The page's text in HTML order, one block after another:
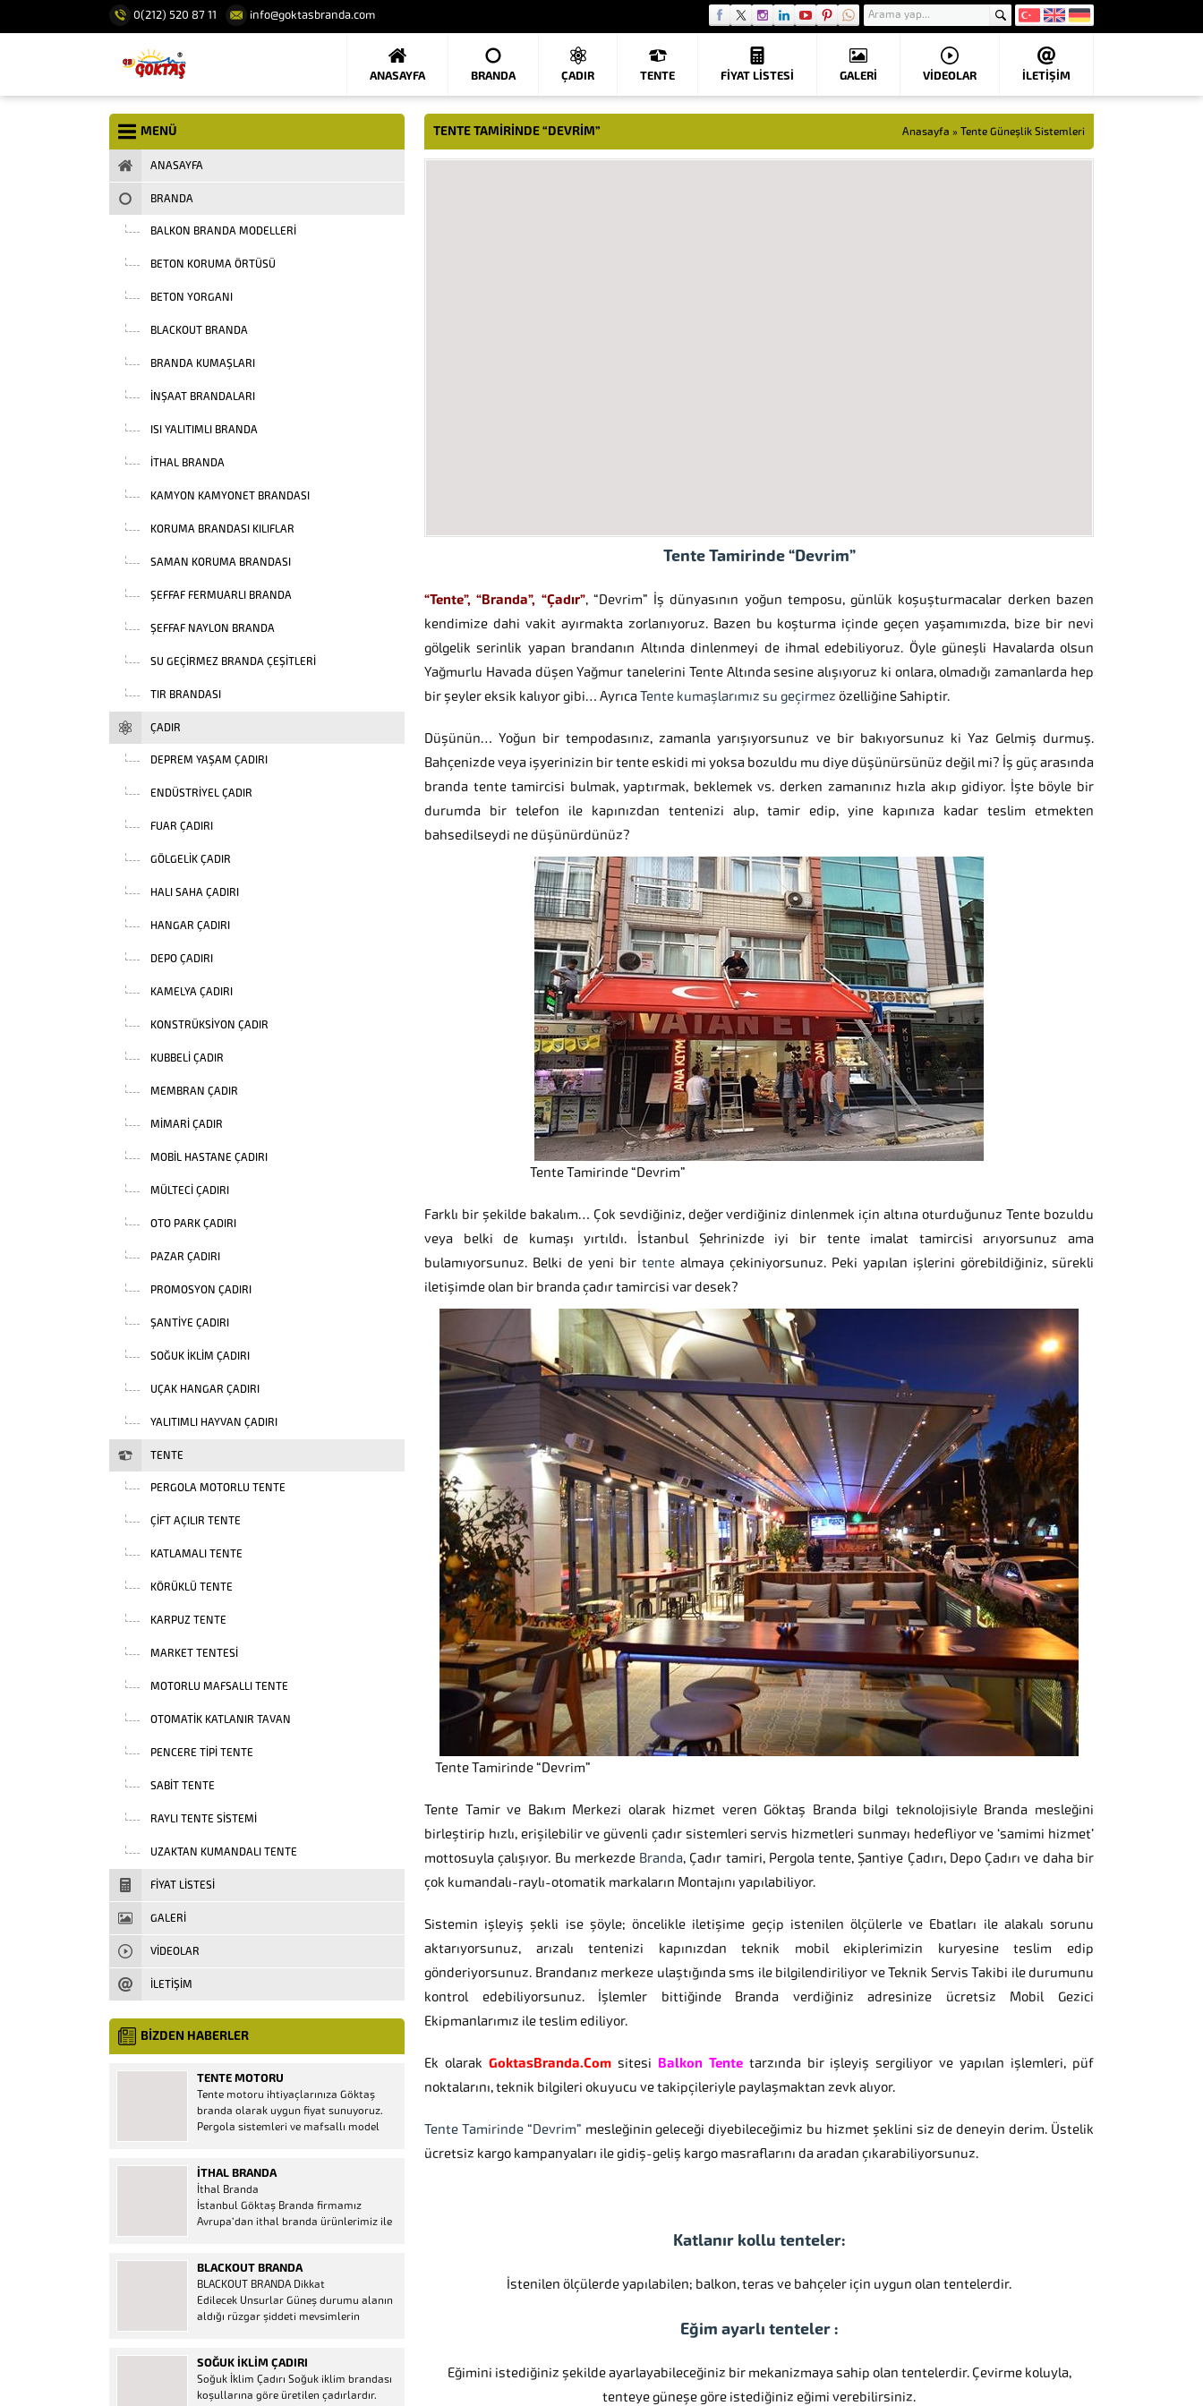
0(212) 520 87 11 info@goktasbranda.com
ANASAYFA BRANDA ÇADIR TENTE FIYAT LISTESI GALERİ VIDEOLAR İLETİŞİM
TENTE TAMIRINDE “DEVRIM” Anasayfa » Tente Güneşlik Sistemleri
Tente Tamirinde “Devrim”
“Tente”, “Branda”, “Çadır”, “Devrim” İş dünyasının yoğun temposu, günlük koşuşturmacalar derken bazen
kendimize dahi vakit ayırmakta zorlanıyoruz. Bazen bu koşturma içinde geçen yaşamımızda, bize bir nevi
gölgelik serinlik yapan brandanın Altında dinlenmeyi de ihmal edebiliyoruz. Öyle güneşli Havalarda olsun
Yağmurlu Havada düşen Yağmur tanelerini Tente Altında sesine alışıyoruz ki onlara, olmadığı zamanlarda hep
bir şeyler eksik kalıyor gibi… AyrıcaTente kumaşlarımız su geçirmez özelliğine Sahiptir.
Düşünün… Yoğun bir tempodasınız, zamanla yarışıyorsunuz ve bir bakıyorsunuz ki Yaz Gelmiş durmuş.
Bahçenizde veya işyerinizin bir tente eskidi mi yoksa bozuldu mu diye düşünürsünüz değil mi? İş güç arasında
branda tente tamircisi bulmak, yaptırmak, beklemek vs. derken zamanınız hızla akıp gidiyor. İşte böyle bir
durumda bir telefon ile kapınızdan tentenizi alıp, tamir edip, yine kapınıza kadar teslim etmekten
bahsedilseydi ne düşünürdünüz?
Tente Tamirinde “Devrim”
Farklı bir şekilde bakalım… Çok sevdiğiniz, değer verdiğiniz dinlenmek için altına oturduğunuz Tente bozuldu
veya belki de kumaşı yırtıldı. İstanbul Şehrinizde iyi bir tente imalat tamircisi arıyorsunuz ama
bulamıyorsunuz. Belki de yeni bir tente almaya çekiniyorsunuz. Peki yapılan işlerini görebildiğiniz, sürekli
iletişimde olan bir branda çadır tamircisi var desek?
Tente Tamirinde “Devrim”
Tente Tamir ve Bakım Merkezi olarak hizmet veren Göktaş Branda bilgi teknolojisiyle Branda mesleğini
birleştirip hızlı, erişilebilir ve güvenli çadır sistemleri servis hizmetleri sunmayı hedefliyor ve ‘samimi hizmet’
mottosuyla çalışıyor. Bu merkezde Branda, Çadır tamiri, Pergola tente, Şantiye Çadırı, Depo Çadırı ve daha bir
çok kumandalı-raylı-otomatik markaların Montajını yapılabiliyor.
Sistemin işleyiş şekli ise şöyle; öncelikle iletişime geçip istenilen ölçülerle ve Ebatları ile alakalı sorunu
aktarıyorsunuz, arızalı tentenizi kapınızdan teknik mobil ekiplerimizin kuryesine teslim edip
gönderiyorsunuz. Brandanız merkeze ulaştığında sms ile bilgilendiriliyor ve Teknik Servis Takibi ile durumunu
kontrol edebiliyorsunuz. İşlemler bittiğinde Branda verdiğiniz adresinize ücretsiz Mobil Gezici
Ekipmanlarımız ile teslim ediliyor.
Ek olarak GoktasBranda.Comsitesi Balkon Tentetarzında bir işleyiş sergiliyor ve yapılan işlemleri, püf
noktalarını, teknik bilgileri okuyucu ve takipçileriyle paylaşmaktan zevk alıyor.
Tente Tamirinde “Devrim” mesleğinin geleceği diyebileceğimiz bu hizmet şeklini siz de deneyin derim. Üstelik
ücretsiz kargo kampanyaları ile gidiş-geliş kargo masraflarını da aradan çıkarabiliyorsunuz.
Katlanır kollu tenteler:
İstenilen ölçülerde yapılabilen; balkon, teras ve bahçeler için uygun olan tentelerdir.
Eğim ayarlı tenteler :
Eğimini istediğiniz şekilde ayarlayabileceğiniz bir mekanizmaya sahip olan tentelerdir. Çevirme koluyla,
tenteye güneşe göre istediğiniz eğimi verebilirsiniz.
MENÜ
ANASAYFA
BRANDA
BALKON BRANDA MODELLERI
BETON KORUMA ÖRTÜSÜ
BETON YORGANI
BLACKOUT BRANDA
BRANDA KUMAŞLARI
INŞAAT BRANDALARI
ISI YALITIMLI BRANDA
İTHAL BRANDA
KAMYON KAMYONET BRANDASI
KORUMA BRANDASI KILIFLAR
SAMAN KORUMA BRANDASI
ŞEFFAF FERMUARLI BRANDA
ŞEFFAF NAYLON BRANDA
SU GEÇIRMEZ BRANDA ÇEŞITLERI
TIR BRANDASI
ÇADIR
DEPREM YAŞAM ÇADIRI
ENDÜSTRIYEL ÇADIR
FUAR ÇADIRI
GÖLGELIK ÇADIR
HALI SAHA ÇADIRI
HANGAR ÇADIRI
DEPO ÇADIRI
KAMELYA ÇADIRI
KONSTRÜKSIYON ÇADIR
KUBBELI ÇADIR
MEMBRAN ÇADIR
MIMARI ÇADIR
MOBIL HASTANE ÇADIRI
MÜLTECI ÇADIRI
OTO PARK ÇADIRI
PAZAR ÇADIRI
PROMOSYON ÇADIRI
ŞANTIYE ÇADIRI
SOĞUK İKLIM ÇADIRI
UÇAK HANGAR ÇADIRI
YALITIMLI HAYVAN ÇADIRI
TENTE
PERGOLA MOTORLU TENTE
ÇIFT AÇILIR TENTE
KATLAMALI TENTE
KÖRÜKLÜ TENTE
KARPUZ TENTE
MARKET TENTESI
MOTORLU MAFSALLI TENTE
OTOMATIK KATLANIR TAVAN
PENCERE TIPI TENTE
SABIT TENTE
RAYLI TENTE SISTEMI
UZAKTAN KUMANDALI TENTE
FIYAT LISTESI
GALERİ
VIDEOLAR
İLETİŞİM
BİZDEN HABERLER
TENTE MOTORU
Tente motoru ihtiyaçlarınıza Göktaş
branda olarak uygun fiyat sunuyoruz.
Pergola sistemleri ve mafsallı model
mevcuttur. Kumanda ve diğer aparatlar
firmamızda mevcuttur.
İTHAL BRANDA
İthal Branda
İstanbul Göktaş Branda firmamız
Avrupa’dan ithal branda ürünlerimiz ile
Ürün Al dükkanı ürünleri peşin fiyatına
bol taksitle Göktaş Branda Çeşitleri
Adresinde, 1.kalite ithal ürün ne demek
Brandacı sektöründe faaliyet gösteren,
BLACKOUT BRANDA
BLACKOUT BRANDA Dikkat
Edilecek Unsurlar Güneş durumu alanın
aldığı rüzgar şiddeti mevsimlerin
düşünmeniz gereken bir kaç faktörden
biridir. Türkiye’nin lider Branda markası
Göktaş Branda, Hazine ve Maliye Bakanı
SOĞUK İKLIM ÇADIRI
Soğuk İklim Çadırı Soğuk iklim brandası
koşullarına göre üretilen çadırlardır.